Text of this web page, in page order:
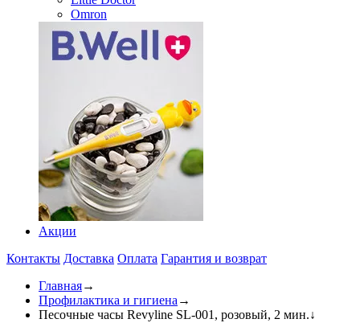
Omron
Акции
Контакты Доставка Оплата Гарантия и возврат
Главная→
Профилактика и гигиена →
Песочные часы Revyline SL-001, розовый, 2 мин.↓